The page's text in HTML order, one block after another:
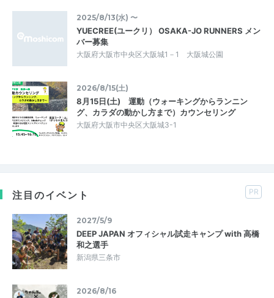
2025/8/13(水) 〜
YUECREE(ユークリ） OSAKA-JO RUNNERS メン
バー募集
大阪府大阪市中央区大阪城1－1 大阪城公園
2026/8/15(土)
8月15日(土) 運動（ウォーキングからランニン
グ、カラダの動かし方まで）カウンセリング
大阪府大阪市中央区大阪城3-1
注目のイベント PR
2027/5/9
DEEP JAPAN オフィシャル試走キャンプ with 高橋
和之選手
新潟県三条市
2026/8/16